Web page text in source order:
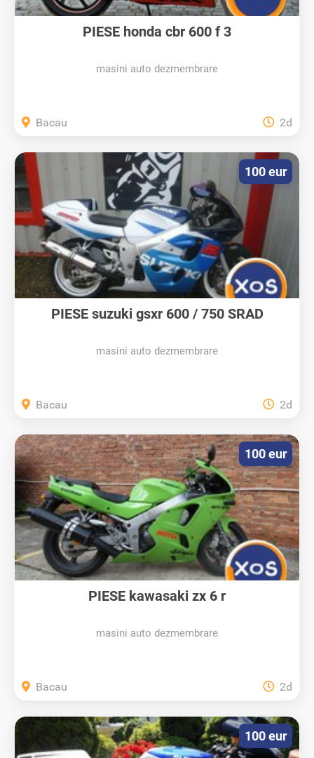
PIESE honda cbr 600 f 3
masini auto dezmembrare
Bacau 2d
PIESE suzuki gsxr 600 / 750 SRAD
masini auto dezmembrare
100 eur
Bacau 2d
PIESE kawasaki zx 6 r
masini auto dezmembrare
100 eur
Bacau 2d
100 eur